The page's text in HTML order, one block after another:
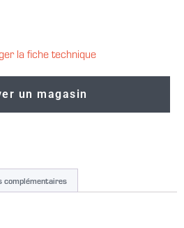
la fiche technique
un magasin
complémentaires